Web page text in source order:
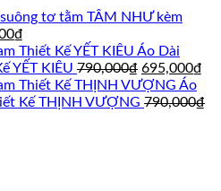
tơ tằm TÂM NHƯ kèm
₫
hiện
tại
là:
850,000₫.
Áo Dài
YẾT KIÊU 790,000₫ Giá
gốc
là:
695,000₫
tại
Áo
Kế THỊNH VƯỢNG 790,000₫